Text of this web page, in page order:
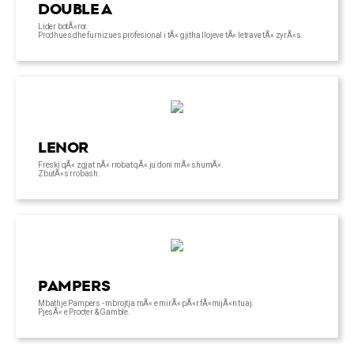
DOUBLE A
Lider botÃ«ror.
Prodhues dhe furnizues profesional i tÃ« gjitha llojeve tÃ« letrave tÃ« zyrÃ«s.
LENOR
Freski qÃ« zgjat nÃ« rrobat qÃ« ju doni mÃ« shumÃ«.
ZbutÃ«s rrobash.
PAMPERS
Mbathje Pampers - mbrojtja mÃ« e mirÃ« pÃ«r fÃ«mijÃ«n tuaj.
PjesÃ« e Procter & Gamble.